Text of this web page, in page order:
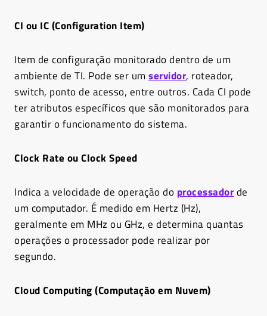
CI ou IC (Configuration Item)
Item de configuração monitorado dentro de um
ambiente de TI. Pode ser um servidor, roteador,
switch, ponto de acesso, entre outros. Cada CI pode
ter atributos específicos que são monitorados para
garantir o funcionamento do sistema.
Clock Rate ou Clock Speed
Indica a velocidade de operação do processadorde
um computador. É medido em Hertz (Hz),
geralmente em MHz ou GHz, e determina quantas
operações o processador pode realizar por
segundo.
Cloud Computing (Computação em Nuvem)